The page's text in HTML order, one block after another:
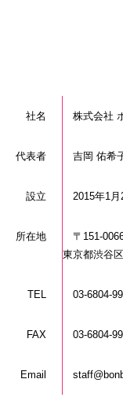
社名 株式会社
代表者 吉岡 佑希
設立 2015年1月
所在地
〒151-
東京都渋谷
TEL 03-6804-
FAX 03-6804-
Email